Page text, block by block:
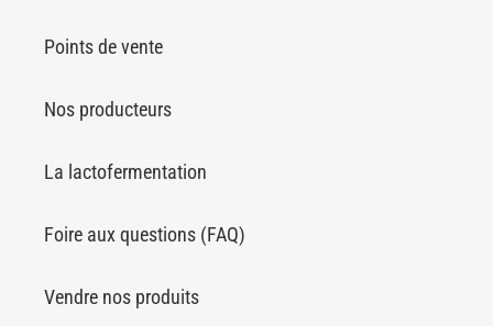
Points de vente
Nos producteurs
La lactofermentation
Foire aux questions (FAQ)
Vendre nos produits